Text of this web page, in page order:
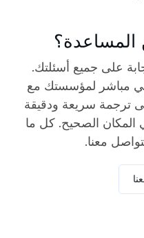
المساعدة؟
على جميع أسئلتك.
مباشر لمؤسستك مع
ترجمة سريعة ودقيقة
المكان الصحيح. كل ما
معنا.